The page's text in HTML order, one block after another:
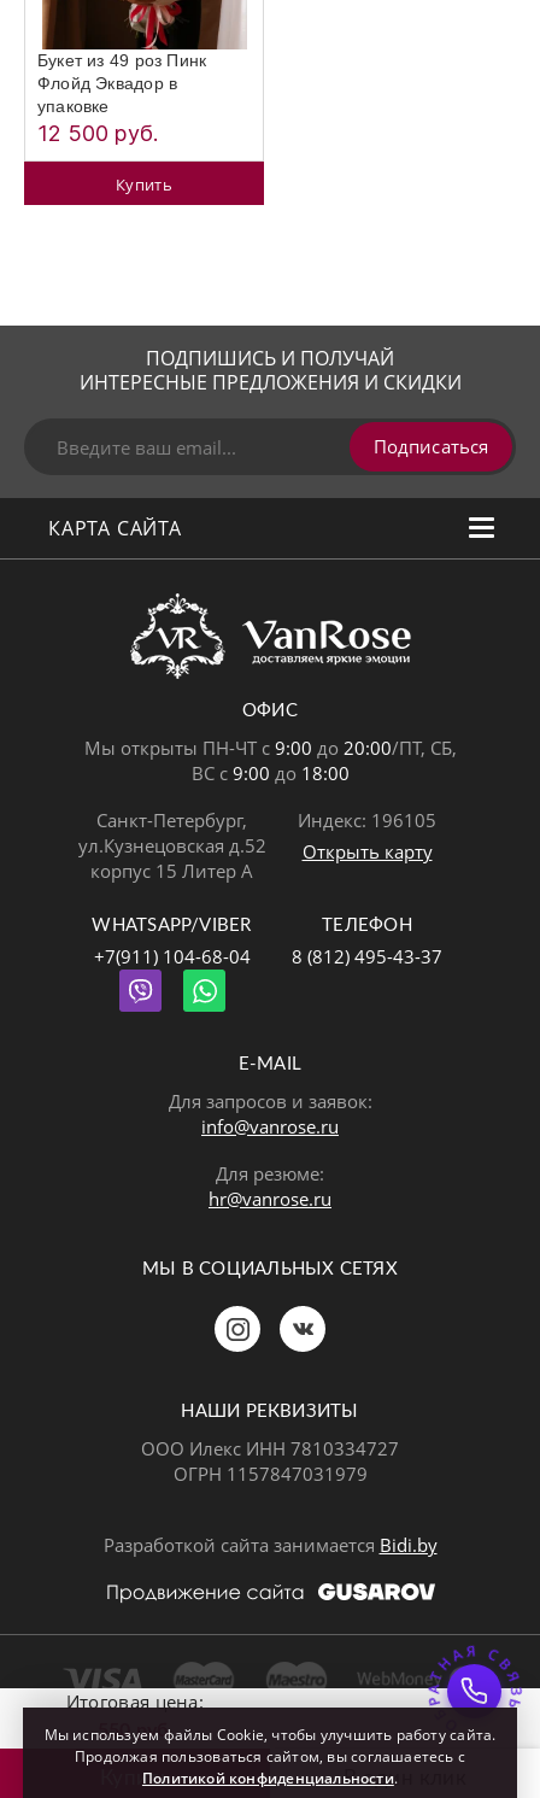
Итоговая цена:
550 руб.
Купить В один клик
Букет из 49 роз Пинк
Флойд Эквадор в
упаковке
12 500 руб.
Купить
ПОДПИШИСЬ И ПОЛУЧАЙ
ИНТЕРЕСНЫЕ ПРЕДЛОЖЕНИЯ И СКИДКИ
Подписаться
КАРТА САЙТА
ОФИС
Мы открыты ПН-ЧТ с 9:00 до 20:00/ПТ, СБ,
ВС с 9:00 до 18:00
Санкт-Петербург,
ул.Кузнецовская д.52
корпус 15 Литер А
Индекс: 196105
Открыть карту
WHATSAPP/VIBER
+7(911) 104-68-04
ТЕЛЕФОН
8 (812) 495-43-37
E-MAIL
Для запросов и заявок:
info@vanrose.ru
Для резюме:
hr@vanrose.ru
МЫ В СОЦИАЛЬНЫХ СЕТЯХ
НАШИ РЕКВИЗИТЫ
ООО Илекс ИНН 7810334727
ОГРН 1157847031979
Разработкой сайта занимается Bidi.by
Мы используем файлы Cookie, чтобы улучшить работу сайта.
Продолжая пользоваться сайтом, вы соглашаетесь с
Политикой конфиденциальности.
Позвонить Telegram
Почта ОБРАТНАЯ